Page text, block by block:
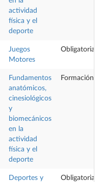
actividad
física y el
deporte
Juegos
Motores
Obligatoria
Fundamentos
anatómicos,
cinesiológicos
y
biomecánicos
en la
actividad
física y el
deporte
Formación
Deportes y
Obligatoria